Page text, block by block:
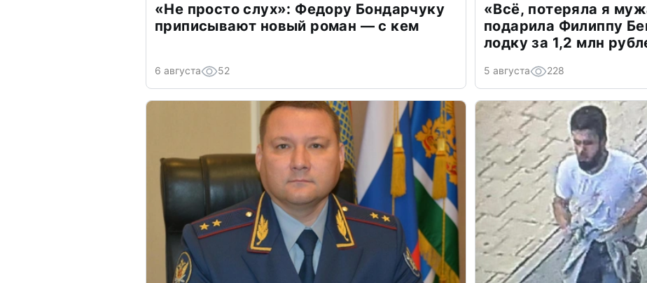
«Не просто слух»: Федору Бондарчуку
приписывают новый роман — с кем
6 августа 52
«Всё, потеряла я
подарила Филиппу
лодку за 1,2 млн
5 августа 228